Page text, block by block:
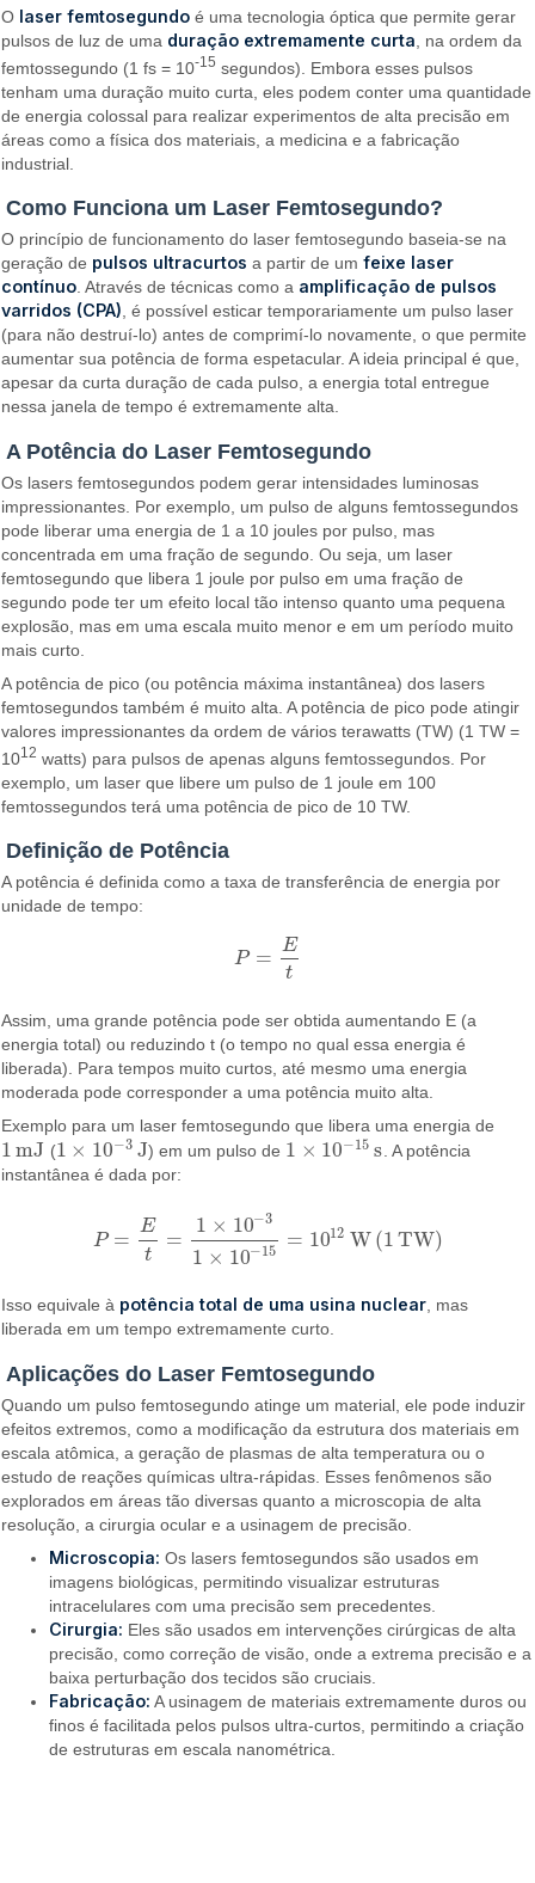
O laser femtosegundo é uma tecnologia óptica que permite gerar
pulsos de luz de uma duração extremamente curta, na ordem da
femtossegundo (1 fs = 10-15 segundos). Embora esses pulsos
tenham uma duração muito curta, eles podem conter uma quantidade
de energia colossal para realizar experimentos de alta precisão em
áreas como a física dos materiais, a medicina e a fabricação
industrial.
Como Funciona um Laser Femtosegundo?
O princípio de funcionamento do laser femtosegundo baseia-se na
geração de pulsos ultracurtos a partir de umfeixe laser
contínuo. Através de técnicas como a amplificação de pulsos
varridos (CPA), é possível esticar temporariamente um pulso laser
(para não destruí-lo) antes de comprimí-lo novamente, o que permite
aumentar sua potência de forma espetacular. A ideia principal é que,
apesar da curta duração de cada pulso, a energia total entregue
nessa janela de tempo é extremamente alta.
A Potência do Laser Femtosegundo
Os lasers femtosegundos podem gerar intensidades luminosas
impressionantes. Por exemplo, um pulso de alguns femtossegundos
pode liberar uma energia de 1 a 10 joules por pulso, mas
concentrada em uma fração de segundo. Ou seja, um laser
femtosegundo que libera 1 joule por pulso em uma fração de
segundo pode ter um efeito local tão intenso quanto uma pequena
explosão, mas em uma escala muito menor e em um período muito
mais curto.
A potência de pico (ou potência máxima instantânea) dos lasers
femtosegundos também é muito alta. A potência de pico pode atingir
valores impressionantes da ordem de vários terawatts (TW) (1 TW =
1012 watts) para pulsos de apenas alguns femtossegundos. Por
exemplo, um laser que libere um pulso de 1 joule em 100
femtossegundos terá uma potência de pico de 10 TW.
Definição de Potência
A potência é definida como a taxa de transferência de energia por
unidade de tempo:
P =
E
t
P=E t
Assim, uma grande potência pode ser obtida aumentando E (a
energia total) ou reduzindo t (o tempo no qual essa energia é
liberada). Para tempos muito curtos, até mesmo uma energia
moderada pode corresponder a uma potência muito alta.
Exemplo para um laser femtosegundo que libera uma energia de
1 mJ
1 mJ (1 × 10−3 J
1×10−3J ) em um pulso de 1 × 10−15 s
1×10−15s
. A potência
instantânea é dada por:
P =
E
t
=
1 × 10−3
1 × 10−15 = 1012 W(1TW)
P =E =1 ×10−31×10−15= 1012 W(1 TW)
Isso equivale à potência total de uma usina nuclear, mas
liberada em um tempo extremamente curto.
Aplicações do Laser Femtosegundo
Quando um pulso femtosegundo atinge um material, ele pode induzir
efeitos extremos, como a modificação da estrutura dos materiais em
escala atômica, a geração de plasmas de alta temperatura ou o
estudo de reações químicas ultra-rápidas. Esses fenômenos são
explorados em áreas tão diversas quanto a microscopia de alta
resolução, a cirurgia ocular e a usinagem de precisão.
Microscopia: Os lasers femtosegundos são usados em
imagens biológicas, permitindo visualizar estruturas
intracelulares com uma precisão sem precedentes.
Cirurgia: Eles são usados em intervenções cirúrgicas de alta
precisão, como correção de visão, onde a extrema precisão e a
baixa perturbação dos tecidos são cruciais.
Fabricação: A usinagem de materiais extremamente duros ou
finos é facilitada pelos pulsos ultra-curtos, permitindo a criação
de estruturas em escala nanométrica.